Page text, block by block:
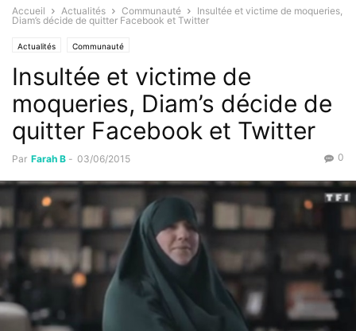
Accueil Actualités Communauté
Insultée et victime de moqueries,
Diam’s décide de quitter Facebook et Twitter
Actualités Communauté
Insultée et victime de
moqueries, Diam’s décide de
quitter Facebook et Twitter
Par Farah B - 03/06/2015 0